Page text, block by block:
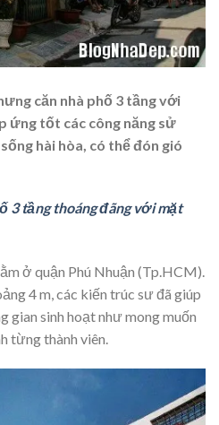
căn nhà phố 3 tầng với
ứng tốt các công năng sử
hài hòa, có thể đón gió
3 tầng thoáng đãng với mặt
ở quận Phú Nhuận (Tp.HCM).
4 m, các kiến trúc sư đã giúp
gian sinh hoạt như mong muốn
từng thành viên.